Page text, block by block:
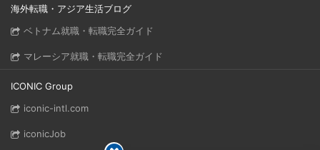
海外転職・アジア生活ブログ
ベトナム就職・転職完全ガイド
マレーシア就職・転職完全ガイド
ICONIC Group
iconic-intl.com
iconicJob